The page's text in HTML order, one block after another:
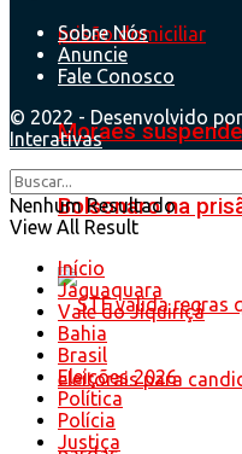
Moraes
Bolsonaro na
Sobre Nós
Anuncie
Fale Conosco
© 2022 - Desenvolvido por
Interativas
Nenhum Resultado
View All Result
Início
Jaguaquara
Vale do Jiquiriçá
Bahia
Brasil
Eleições 2026
Política
Polícia
Justiça